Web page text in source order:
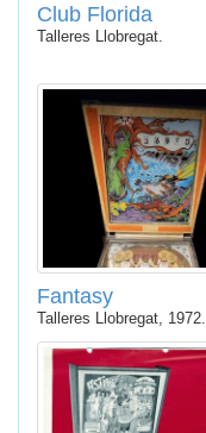
Club Florida
Talleres Llobregat.
Fantasy
Talleres Llobregat, 1972.